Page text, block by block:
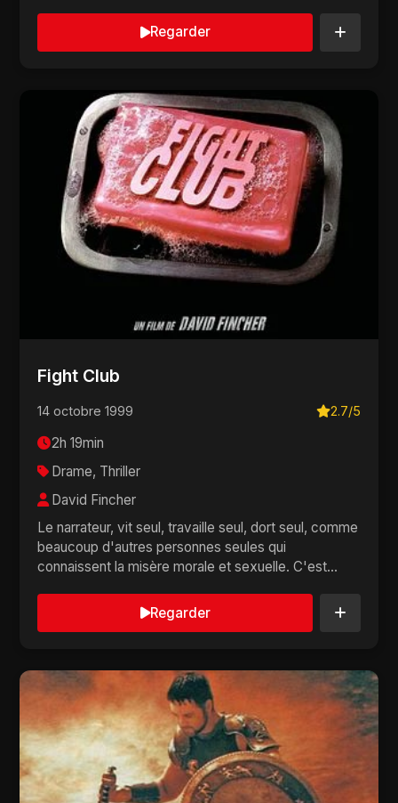
Regarder
Fight Club
14 octobre 1999 2.7/5
2h 19min
Drame, Thriller
David Fincher
Le narrateur, vit seul, travaille seul, dort seul, comme
beaucoup d'autres personnes seules qui
connaissent la misère morale et sexuelle. C'est
Regarder